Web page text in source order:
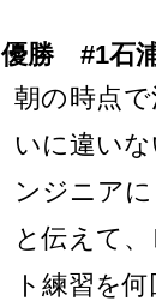
優勝 #1石浦
朝の時点
いに違い
ンジニア
と伝えて
ト練習を